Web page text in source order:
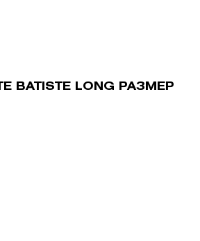
BATISTE LONG РАЗМЕР